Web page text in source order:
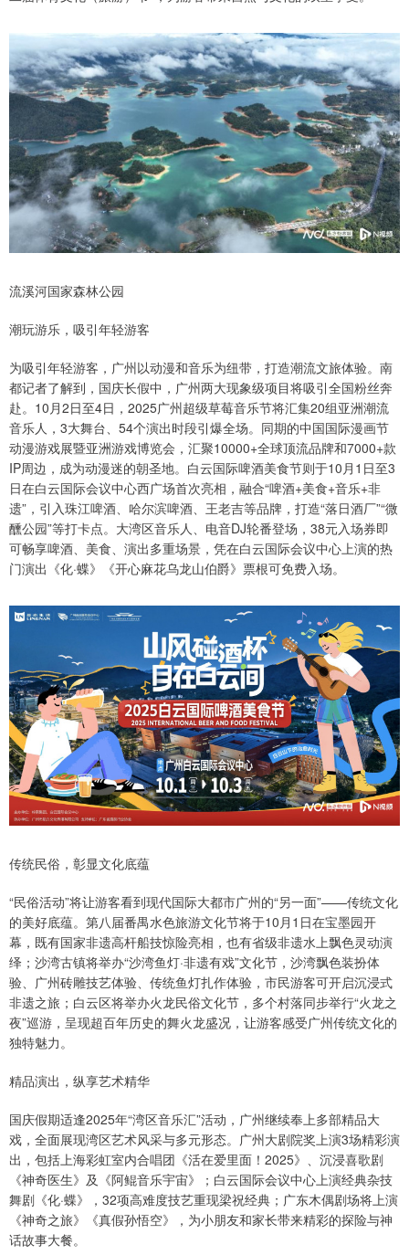
流溪河国家森林公园
潮玩游乐，吸引年轻游客
为吸引年轻游客，广州以动漫和音乐为纽带，打造潮流文旅体验。南
都记者了解到，国庆长假中，广州两大现象级项目将吸引全国粉丝奔
赴。10月2日至4日，2025广州超级草莓音乐节将汇集20组亚洲潮流
音乐人，3大舞台、54个演出时段引爆全场。同期的中国国际漫画节
动漫游戏展暨亚洲游戏博览会，汇聚10000+全球顶流品牌和7000+款
IP周边，成为动漫迷的朝圣地。白云国际啤酒美食节则于10月1日至3
日在白云国际会议中心西广场首次亮相，融合“啤酒+美食+音乐+非
遗”，引入珠江啤酒、哈尔滨啤酒、王老吉等品牌，打造“落日酒厂”“微
醺公园”等打卡点。大湾区音乐人、电音DJ轮番登场，38元入场券即
可畅享啤酒、美食、演出多重场景，凭在白云国际会议中心上演的热
门演出《化·蝶》《开心麻花乌龙山伯爵》票根可免费入场。
传统民俗，彰显文化底蕴
“民俗活动”将让游客看到现代国际大都市广州的“另一面”——传统文化
的美好底蕴。第八届番禺水色旅游文化节将于10月1日在宝墨园开
幕，既有国家非遗高杆船技惊险亮相，也有省级非遗水上飘色灵动演
绎；沙湾古镇将举办“沙湾鱼灯·非遗有戏”文化节，沙湾飘色装扮体
验、广州砖雕技艺体验、传统鱼灯扎作体验，市民游客可开启沉浸式
非遗之旅；白云区将举办火龙民俗文化节，多个村落同步举行“火龙之
夜”巡游，呈现超百年历史的舞火龙盛况，让游客感受广州传统文化的
独特魅力。
精品演出，纵享艺术精华
国庆假期适逢2025年“湾区音乐汇”活动，广州继续奉上多部精品大
戏，全面展现湾区艺术风采与多元形态。广州大剧院奖上演3场精彩演
出，包括上海彩虹室内合唱团《活在爱里面！2025》、沉浸喜歌剧
《神奇医生》及《阿鲲音乐宇宙》；白云国际会议中心上演经典杂技
舞剧《化·蝶》，32项高难度技艺重现梁祝经典；广东木偶剧场将上演
《神奇之旅》《真假孙悟空》，为小朋友和家长带来精彩的探险与神
话故事大餐。